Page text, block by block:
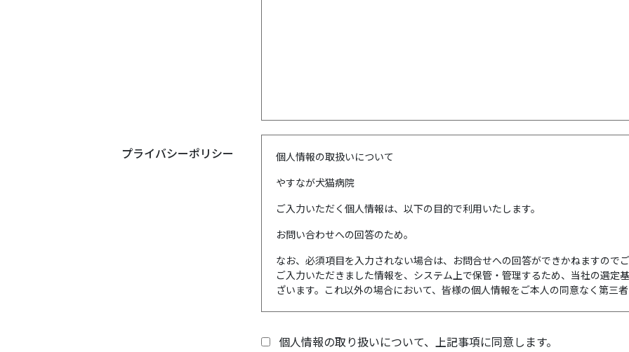
プライバシーポリシー
個人情報の取扱いについて
やすなが犬猫病院
ご入力いただく個人情報は、以下の目的で利用いたします。
お問い合わせへの回答のため。
なお、必須項目を入力されない場合は、お問合せへの回答ができかねますのでご
ご入力いただきました情報を、システム上で保管・管理するため、当社の選定
ざいます。これ以外の場合において、皆様の個人情報をご本人の同意なく第三
個人情報の取り扱いについて、上記事項に同意します。